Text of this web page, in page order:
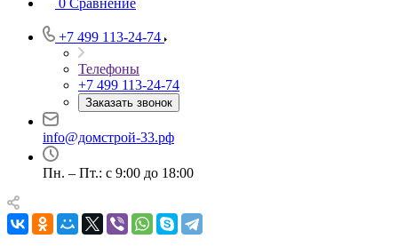
0 Сравнение
+7 499 113-24-74
Телефоны
+7 499 113-24-74
Заказать звонок
info@домстрой-33.рф
Пн. – Пт.: с 9:00 до 18:00